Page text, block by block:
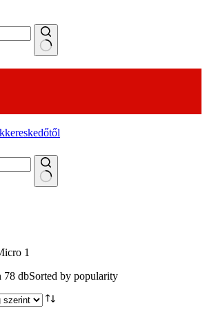
1
78 dbSorted by popularity